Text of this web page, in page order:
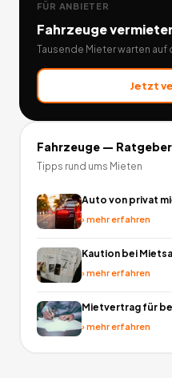
FÜR ANBIETER
Fahrzeuge
Tausende Mieter warten auf
Jetzt
Fahrzeuge— Ratgeber
Tipps rund ums Mieten
Auto von privat
›mehr erfahren
Kaution bei
›mehr erfahren
Mietvertrag für
›mehr erfahren